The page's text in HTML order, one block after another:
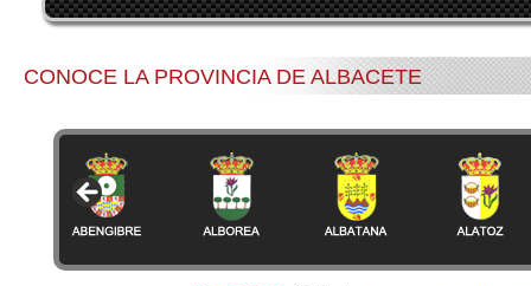
CONOCE LA PROVINCIA DE ALBACETE